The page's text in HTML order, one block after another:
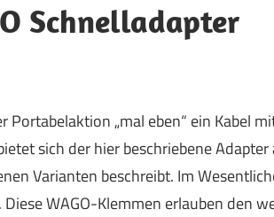
Schnelladapter
Portabelaktion „mal eben“ ein Kabel
sich der hier beschriebene
Varianten beschreibt. Im
WAGO-Klemmen erlauben den